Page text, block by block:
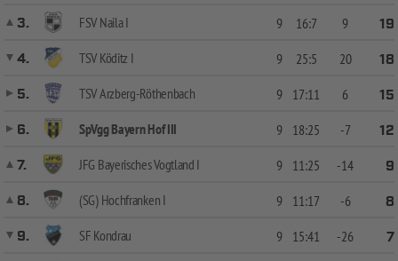
3.
FSV Naila I 9 16:7 9
19
4.
TSV Köditz I 9 25:5 20
18
5.
TSV Arzberg-Röthenbach 9 17:11 6
15
6.
SpVgg Bayern Hof III 9 18:25 -7
12
7.
JFG Bayerisches Vogtland I 9 11:25 -14
9
8.
(SG) Hochfranken I 9 11:17 -6
8
9.
SF Kondrau 9 15:41 -26
7